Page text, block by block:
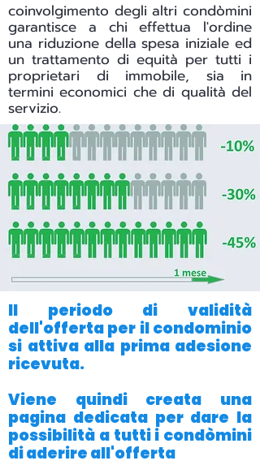
coinvolgimento degli altri condòmini
garantisce a chi effettua l'ordine
una riduzione della spesa iniziale ed
un trattamento di equità per tutti i
proprietari di immobile, sia in
termini economici che di qualità del
servizio.
Il periodo di validità
dell'offerta per il condominio
si attiva alla prima adesione
ricevuta.
Viene quindi creata una
pagina dedicata per dare la
possibilità a tutti i condòmini
di aderire all'offerta